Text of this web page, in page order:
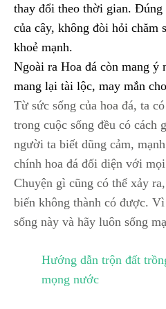
thay đổi theo thời gian. Đúng
của cây, không đòi hỏi chăm
khoẻ mạnh.
Ngoài ra Hoa đá còn mang ý
mang lại tài lộc, may mắn
Từ sức sống của hoa đá, ta
trong cuộc sống đều có cách
người ta biết dũng cảm,
chính hoa đá đối diện với
Chuyện gì cũng có thể xảy
biến không thành có được.
sống này và hãy luôn sống
Hướng dẫn trộn đất
mọng nước